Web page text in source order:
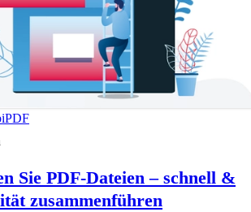
Sie PDF-Dateien – schnell &
zusammenführen